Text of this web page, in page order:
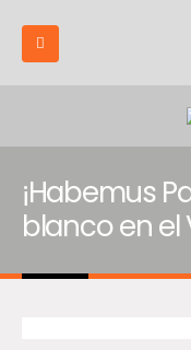
¡Habemus
blanco en